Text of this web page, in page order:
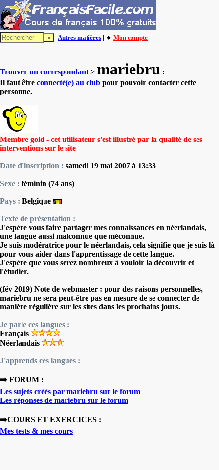
Autres matières | 🔸 Mon compte
Trouver un correspondant > mariebru :
Il faut être connecté(e) au club pour pouvoir contacter cette
personne.
Membre gold - cet utilisateur s'est illustré par la qualité de ses
interventions sur le site
Date d'inscription : samedi 19 mai 2007 à 13:33
Sexe : féminin (74 ans)
Pays : Belgique
Texte de présentation :
J'espère vous faire partager mes connaissances en néerlandais,
une langue aussi malconnue que méconnue.
Je suis modératrice pour le néerlandais, cela signifie que je suis là
pour vous aider dans l'apprentissage de cette langue.
J'espère que vous serez nombreux à vouloir la découvrir et
l'étudier.
(fév 2019) Note de webmaster : pour des raisons personnelles,
mariebru ne sera peut-être pas en mesure de se connecter de
manière régulière sur les sites dans les prochains jours.
Je parle ces langues :
Français
Néerlandais
J'apprends ces langues :
➡️ FORUM :
Les sujets créés par mariebru sur le forum
Les réponses de mariebru sur le forum
➡️COURS ET EXERCICES :
Mes tests & mes cours